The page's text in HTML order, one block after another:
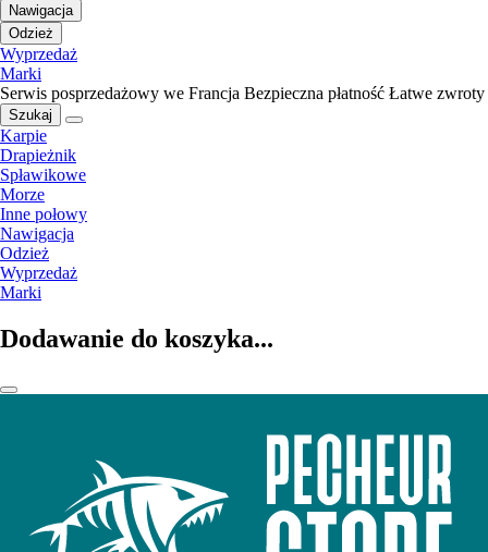
Nawigacja
Odzież
Wyprzedaż
Marki
Serwis posprzedażowy we Francja Bezpieczna płatność Łatwe zwroty
Szukaj
Karpie
Drapieżnik
Spławikowe
Morze
Inne połowy
Nawigacja
Odzież
Wyprzedaż
Marki
Dodawanie do koszyka...